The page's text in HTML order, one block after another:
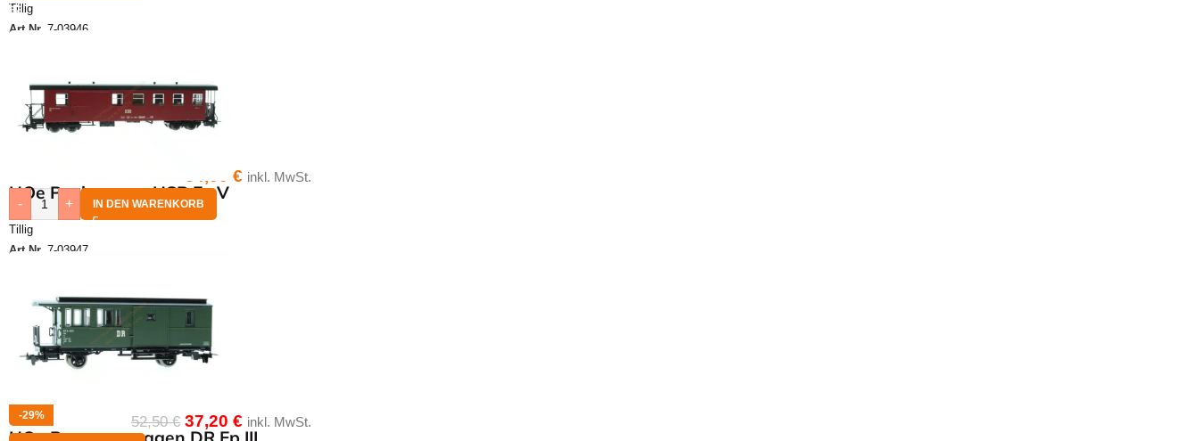
Tillig
Art.Nr. 7-03946
HOe Packwagen HSB Ep.V
Tillig
Art.Nr. 7-03947
64,00€ inkl. MwSt.
-
+ IN DEN WARENKORB
-29% 52,50€ 37,20€ inkl. MwSt.